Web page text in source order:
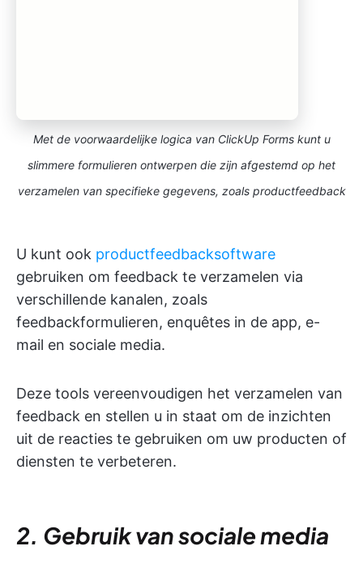
Met de voorwaardelijke logica van ClickUp Forms kunt u
slimmere formulieren ontwerpen die zijn afgestemd op het
verzamelen van specifieke gegevens, zoals productfeedback
U kunt ook productfeedbacksoftware
gebruiken om feedback te verzamelen via
verschillende kanalen, zoals
feedbackformulieren, enquêtes in de app, e-
mail en sociale media.
Deze tools vereenvoudigen het verzamelen van
feedback en stellen u in staat om de inzichten
uit de reacties te gebruiken om uw producten of
diensten te verbeteren.
2. Gebruik van sociale media